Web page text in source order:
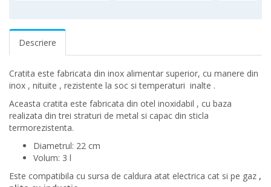
Descriere
Cratita este fabricata din inox alimentar superior, cu manere din
inox , nituite , rezistente la soc si temperaturi inalte .
Aceasta cratita este fabricata din otel inoxidabil , cu baza
realizata din trei straturi de metal si capac din sticla
termorezistenta.
Diametrul: 22 cm
Volum: 3 l
Este compatibila cu sursa de caldura atat electrica cat si pe gaz ,